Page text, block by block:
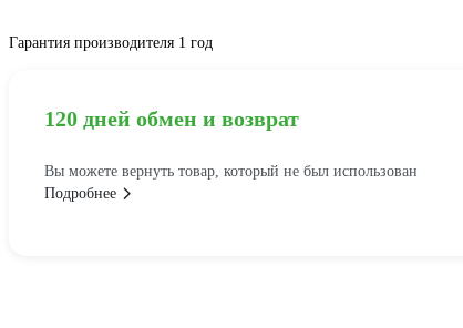
Гарантия производителя 1 год
120 дней обмен и возврат
Вы можете вернуть товар, который не был использован
Подробнее